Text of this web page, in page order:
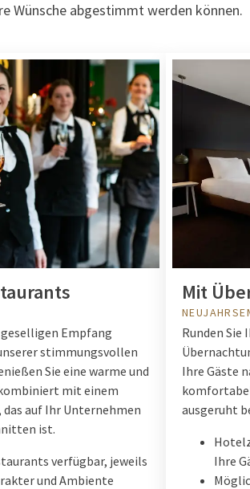
Wünsche abgestimmt werden können.
Empfang
stimmungsvollen
Sie eine warme und
mit einem
auf Ihr Unternehmen
ist.
verfügbar, jeweils
und Ambiente
Mit
Runden
Ihre Gäste
ausgeruht
Ihre